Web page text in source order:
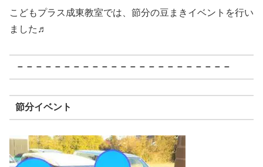
こどもプラス成東教室では、節分の豆まきイベントを行い
ました♬
－－－－－－－－－－－－－－－－－－－－－－－
節分イベント